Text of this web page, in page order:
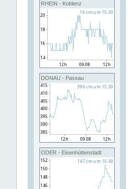
RHEIN - Koblenz
DONAU - Passau
ODER - Eisenhüttenstadt